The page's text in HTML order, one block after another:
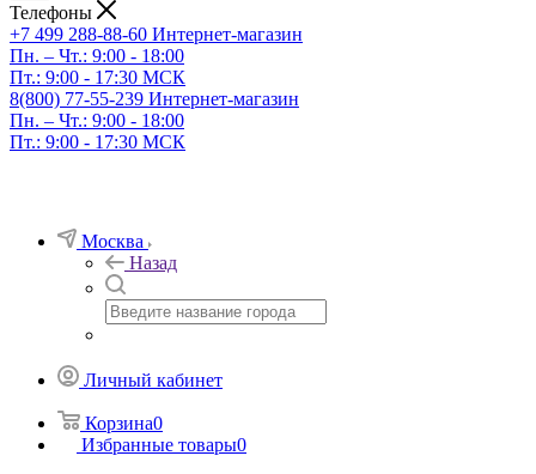
Телефоны
+7 499 288-88-60 Интернет-магазин
Пн. – Чт.: 9:00 - 18:00
Пт.: 9:00 - 17:30 МСК
8(800) 77-55-239 Интернет-магазин
Пн. – Чт.: 9:00 - 18:00
Пт.: 9:00 - 17:30 МСК
Москва
Назад
Личный кабинет
Корзина0
Избранные товары0